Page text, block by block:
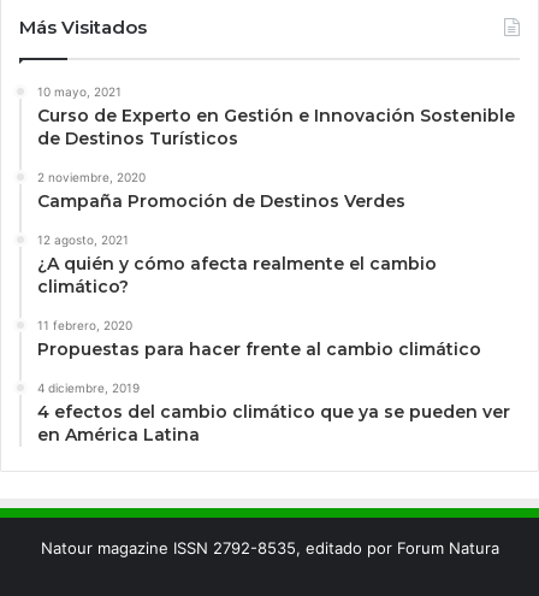
Más Visitados
10 mayo, 2021
Curso de Experto en Gestión e Innovación Sostenible
de Destinos Turísticos
2 noviembre, 2020
Campaña Promoción de Destinos Verdes
12 agosto, 2021
¿A quién y cómo afecta realmente el cambio
climático?
11 febrero, 2020
Propuestas para hacer frente al cambio climático
4 diciembre, 2019
4 efectos del cambio climático que ya se pueden ver
en América Latina
Natour magazine ISSN 2792-8535, editado por Forum Natura